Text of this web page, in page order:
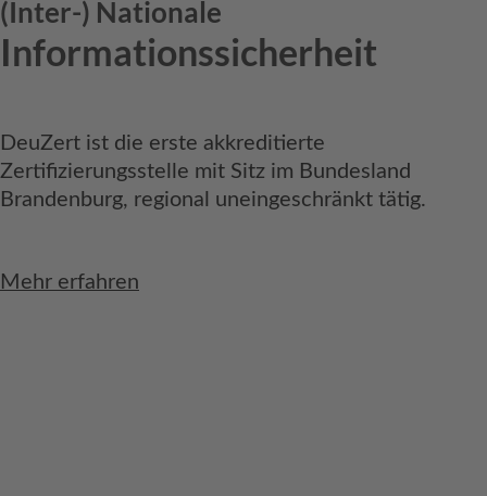
(Inter-) Nationale
Informationssicherheit
DeuZert ist die erste akkreditierte
Zertifizierungsstelle mit Sitz im Bundesland
Brandenburg, regional uneingeschränkt tätig.
Mehr erfahren